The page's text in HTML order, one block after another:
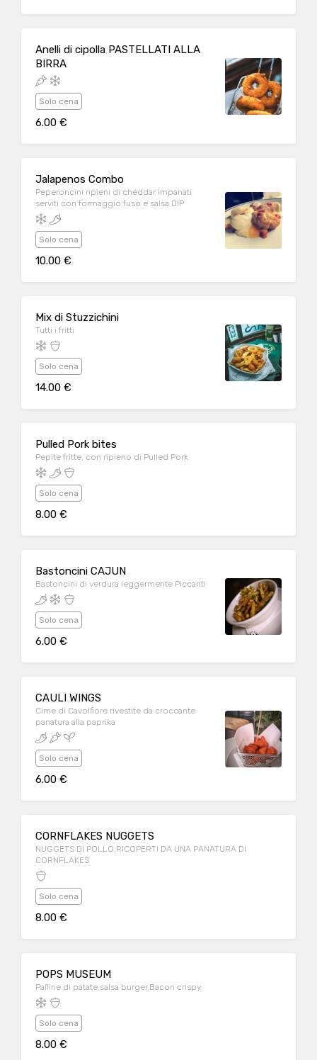
Anelli di cipolla PASTELLATI ALLA
BIRRA
Solo cena
6.00 €
Jalapenos Combo
Peperoncini ripieni di cheddar impanati
serviti con formaggio fuso e salsa DIP
Solo cena
10.00 €
Mix di Stuzzichini
Tutti i fritti
Solo cena
14.00 €
Pulled Pork bites
Pepite fritte, con ripieno di Pulled Pork
Solo cena
8.00 €
Bastoncini CAJUN
Bastoncini di verdura leggermente Piccanti
Solo cena
6.00 €
CAULI WINGS
Cime di Cavolfiore rivestite da croccante
panatura alla paprika
Solo cena
6.00 €
CORNFLAKES NUGGETS
NUGGETS DI POLLO,RICOPERTI DA UNA PANATURA DI
CORNFLAKES
Solo cena
8.00 €
POPS MUSEUM
Palline di patate,salsa burger,Bacon crispy
Solo cena
8.00 €